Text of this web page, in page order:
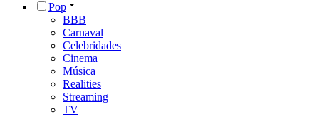
Pop
BBB
Carnaval
Celebridades
Cinema
Música
Realities
Streaming
TV